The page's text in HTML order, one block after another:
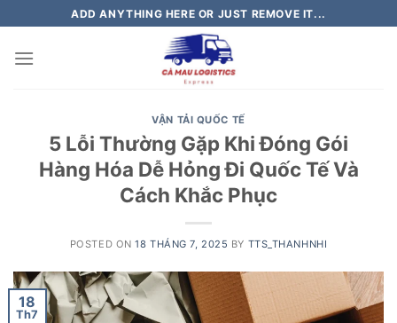
to
content
ADD ANYTHING HERE OR JUST REMOVE IT...
VẬN TẢI QUỐC TẾ
5 Lỗi Thường Gặp Khi Đóng Gói
Hàng Hóa Dễ Hỏng Đi Quốc Tế Và
Cách Khắc Phục
POSTED ON18 THÁNG 7, 2025 BY TTS_THANHNHI
18
Th7